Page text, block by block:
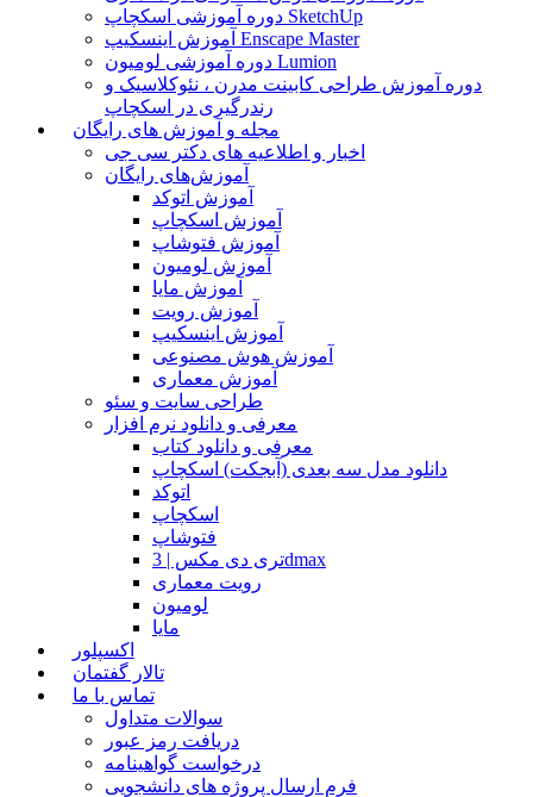
دوره آموزشی اسکچاپ SketchUp
آموزش اینسکیپ Enscape Master
دوره آموزشی لومیون Lumion
دوره آموزش طراحی کابینت مدرن ، نئوکلاسیک و
رندرگیری در اسکچاپ
مجله و آموزش های رایگان
اخبار و اطلاعیه های دکتر سی جی
آموزش‌های رایگان
آموزش اتوکد
آموزش اسکچاپ
آموزش فتوشاپ
آموزش لومیون
آموزش مایا
آموزش رویت
آموزش اینسکیپ
آموزش هوش مصنوعی
آموزش معماری
طراحی سایت و سئو
معرفی و دانلود نرم افزار
معرفی و دانلود کتاب
دانلود مدل سه بعدی (آبجکت) اسکچاپ
اتوکد
اسکچاپ
فتوشاپ
تری دی مکس | 3dmax
رویت معماری
لومیون
مایا
اکسپلور
تالار گفتمان
تماس با ما
سوالات متداول
دریافت رمز عبور
درخواست گواهینامه
فرم ارسال پروژه های دانشجویی